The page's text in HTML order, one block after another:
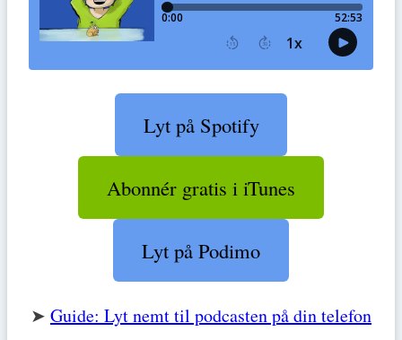
Lyt på Spotify
Abonnér gratis i iTunes
Lyt på Podimo
➤ Guide: Lyt nemt til podcasten på din telefon